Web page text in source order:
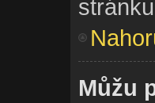
Můžu